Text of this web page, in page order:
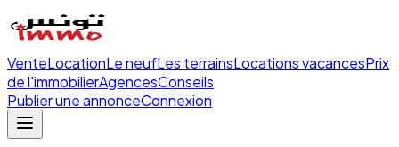
VenteLocationLe neufLes terrainsLocations vacancesPrix
de l'immobilierAgencesConseils
Publier une annonceConnexion